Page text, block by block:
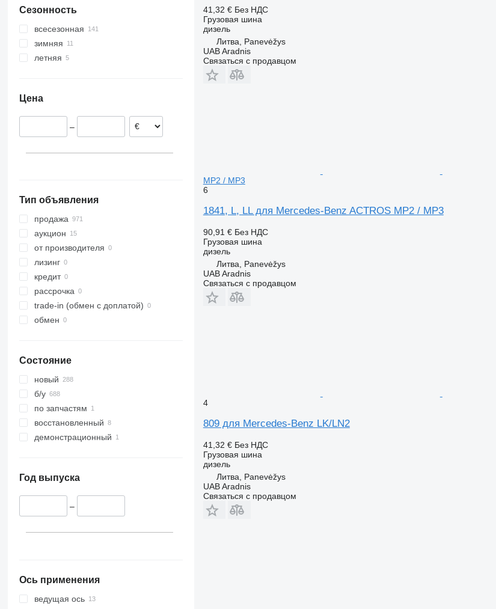
Сезонность
всесезонная
зимняя
летняя
Цена
–
Тип объявления
продажа
аукцион
от производителя
лизинг
кредит
рассрочка
trade-in (обмен с доплатой)
обмен
Состояние
новый
б/у
по запчастям
восстановленный
демонстрационный
Год выпуска
–
Ось применения
ведущая ось
41,32 € Без НДС
Грузовая шина
дизель
Литва, Panevėžys
UAB Aradnis
Связаться с продавцом
MP2 / MP3
6
1841, L, LL для Mercedes-Benz ACTROS MP2 / MP3
90,91 € Без НДС
Грузовая шина
дизель
Литва, Panevėžys
UAB Aradnis
Связаться с продавцом
4
809 для Mercedes-Benz LK/LN2
41,32 € Без НДС
Грузовая шина
дизель
Литва, Panevėžys
UAB Aradnis
Связаться с продавцом